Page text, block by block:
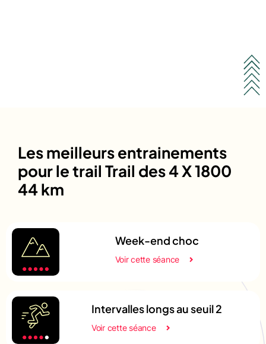
Les meilleurs entrainements
pour le trail Trail des 4 X 1800
44 km
Week-end choc
Voir cette séance
Intervalles longs au seuil 2
Voir cette séance